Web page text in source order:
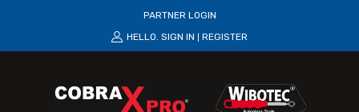
PARTNER LOGIN
HELLO. SIGN IN REGISTER